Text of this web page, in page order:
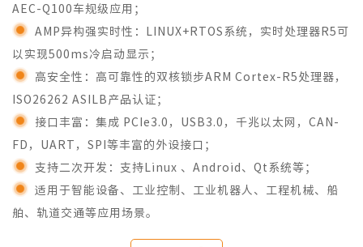
AEC-Q100车规级应用；
AMP异构强实时性：LINUX+RTOS系统，实时处理器R5可
以实现500ms冷启动显示；
高安全性：高可靠性的双核锁步ARM Cortex-R5处理器，
ISO26262 ASILB产品认证；
接口丰富：集成 PCIe3.0，USB3.0，千兆以太网，CAN-
FD，UART，SPI等丰富的外设接口；
支持二次开发：支持Linux 、Android、Qt系统等；
适用于智能设备、工业控制、工业机器人、工程机械、船
舶、轨道交通等应用场景。